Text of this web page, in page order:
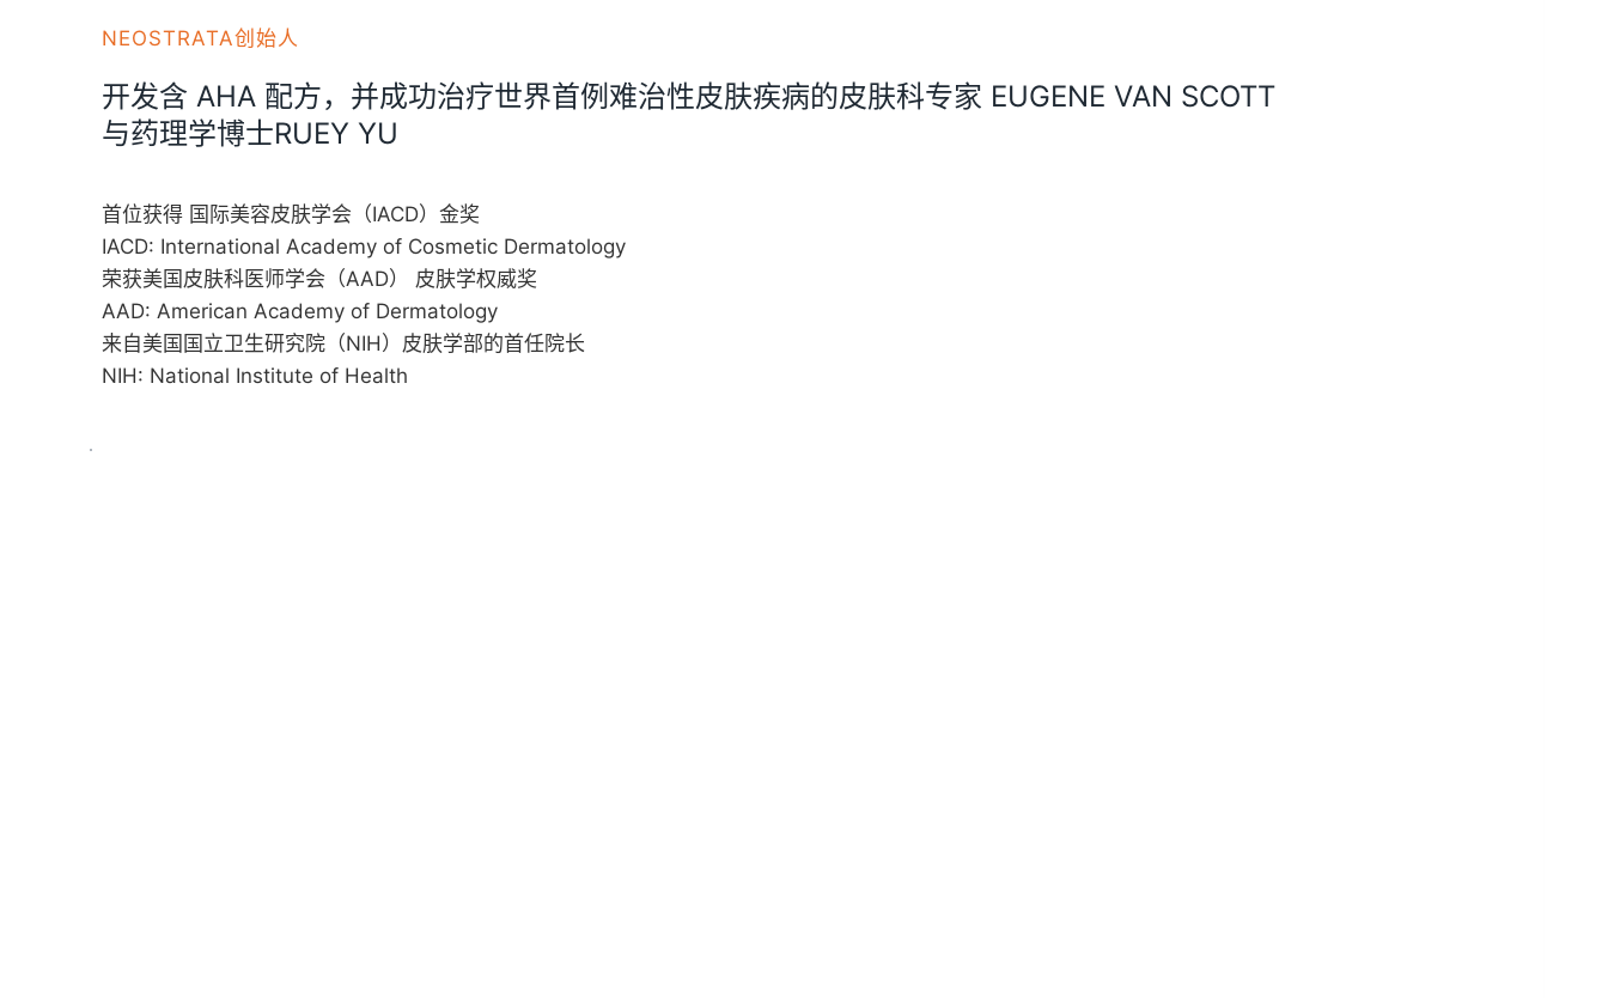
NEOSTRATA创始人
开发含 AHA 配方，并成功治疗世界首例难治性皮肤疾病的皮肤科专家 EUGENE VAN SCOTT
与药理学博士RUEY YU
首位获得 国际美容皮肤学会（IACD）金奖
IACD: International Academy of Cosmetic Dermatology
荣获美国皮肤科医师学会（AAD） 皮肤学权威奖
AAD: American Academy of Dermatology
来自美国国立卫生研究院（NIH）皮肤学部的首任院长
NIH: National Institute of Health